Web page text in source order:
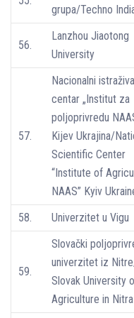
grupa/Techno
56.
Lanzhou Jiaotong
University
57.
Nacionalni
centar „Institut za
poljoprivredu
Kijev Ukrajina/
Scientific Center
“Institute of
NAAS” Kyiv
58. Univerzitet u Vigu
59.
Slovački
univerzitet iz
Slovak University
Agriculture in Nitra